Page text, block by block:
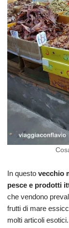
In questo vecchio
pesce e prodotti
che vendono
frutti di mare
molti articoli esotici.